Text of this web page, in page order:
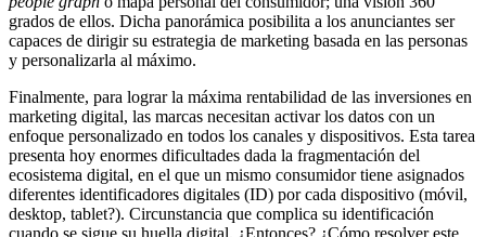
grados de ellos. Dicha panorámica posibilita a los anunciantes ser
capaces de dirigir su estrategia de marketing basada en las personas
y personalizarla al máximo.
Finalmente, para lograr la máxima rentabilidad de las inversiones en
marketing digital, las marcas necesitan activar los datos con un
enfoque personalizado en todos los canales y dispositivos. Esta tarea
presenta hoy enormes dificultades dada la fragmentación del
ecosistema digital, en el que un mismo consumidor tiene asignados
diferentes identificadores digitales (ID) por cada dispositivo (móvil,
desktop, tablet?). Circunstancia que complica su identificación
cuando se sigue su huella digital. ¿Entonces? ¿Cómo resolver este